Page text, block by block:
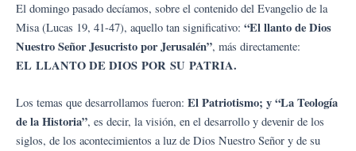
El domingo pasado decíamos, sobre el contenido del Evangelio de la
Misa (Lucas 19, 41-47), aquello tan significativo: “El llanto de Dios
Nuestro Señor Jesucristo por Jerusalén”, más directamente:
EL LLANTO DE DIOS POR SU PATRIA.
Los temas que desarrollamos fueron: El Patriotismo; y “La Teología
de la Historia”, es decir, la visión, en el desarrollo y devenir de los
siglos, de los acontecimientos a luz de Dios Nuestro Señor y de su